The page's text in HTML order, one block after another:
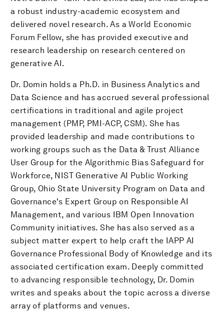
a robust industry-academic ecosystem and
delivered novel research. As a World Economic
Forum Fellow, she has provided executive and
research leadership on research centered on
generative AI.
Dr. Domin holds a Ph.D. in Business Analytics and
Data Science and has accrued several professional
certifications in traditional and agile project
management (PMP, PMI-ACP, CSM). She has
provided leadership and made contributions to
working groups such as the Data & Trust Alliance
User Group for the Algorithmic Bias Safeguard for
Workforce, NIST Generative AI Public Working
Group, Ohio State University Program on Data and
Governance's Expert Group on Responsible AI
Management, and various IBM Open Innovation
Community initiatives. She has also served as a
subject matter expert to help craft the IAPP AI
Governance Professional Body of Knowledge and its
associated certification exam. Deeply committed
to advancing responsible technology, Dr. Domin
writes and speaks about the topic across a diverse
array of platforms and venues.